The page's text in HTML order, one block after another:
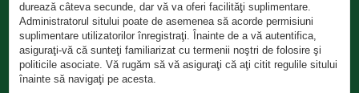
durează câteva secunde, dar vă va oferi facilităţi suplimentare.
Administratorul sitului poate de asemenea să acorde permisiuni
suplimentare utilizatorilor înregistraţi. Înainte de a vă autentifica,
asiguraţi-vă că sunteţi familiarizat cu termenii noştri de folosire şi
politicile asociate. Vă rugăm să vă asiguraţi că aţi citit regulile sitului
înainte să navigaţi pe acesta.